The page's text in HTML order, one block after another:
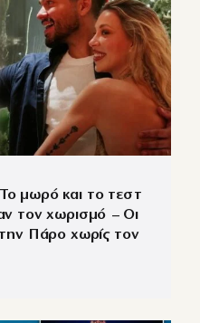
μωρό και το τεστ
τον χωρισμό – Οι
Πάρο χωρίς τον